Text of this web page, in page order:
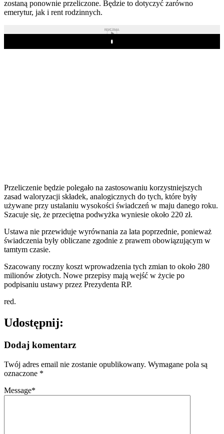
zostaną ponownie przeliczone. Będzie to dotyczyć zarówno
emerytur, jak i rent rodzinnych.
REKLAMA
Play
Przeliczenie będzie polegało na zastosowaniu korzystniejszych
zasad waloryzacji składek, analogicznych do tych, które były
używane przy ustalaniu wysokości świadczeń w maju danego roku.
Szacuje się, że przeciętna podwyżka wyniesie około 220 zł.
Ustawa nie przewiduje wyrównania za lata poprzednie, ponieważ
świadczenia były obliczane zgodnie z prawem obowiązującym w
tamtym czasie.
Szacowany roczny koszt wprowadzenia tych zmian to około 280
milionów złotych. Nowe przepisy mają wejść w życie po
podpisaniu ustawy przez Prezydenta RP.
red.
Udostępnij:
Dodaj komentarz
Twój adres email nie zostanie opublikowany. Wymagane pola są
oznaczone *
Message*